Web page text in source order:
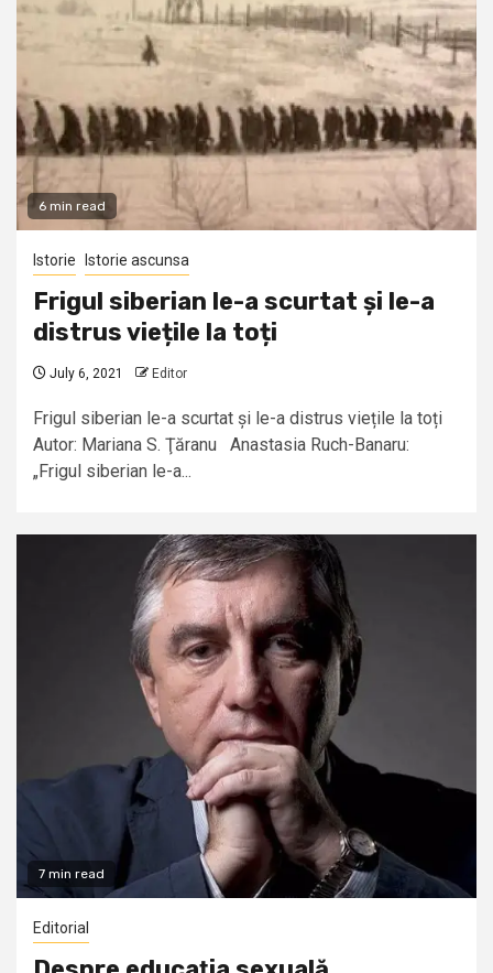
6 min read
Istorie Istorie ascunsa
Frigul siberian le-a scurtat și le-a
distrus viețile la toți
July 6, 2021 Editor
Frigul siberian le-a scurtat și le-a distrus viețile la toți
Autor: Mariana S. Ţăranu Anastasia Ruch-Banaru:
„Frigul siberian le-a...
7 min read
Editorial